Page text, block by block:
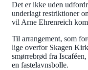
Det er ikke uden
underlagt restriktioner
vil Arne Ehrenreich
Til arrangement, som
lige overfor Skagen
smørrebrød fra
en fastelavnsbolle.